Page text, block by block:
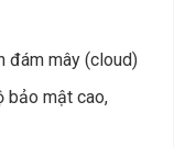
đám mây (cloud)
bảo mật cao,